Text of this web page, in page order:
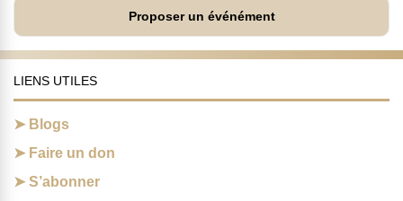
Proposer un événément
LIENS UTILES
Blogs
Faire un don
S’abonner